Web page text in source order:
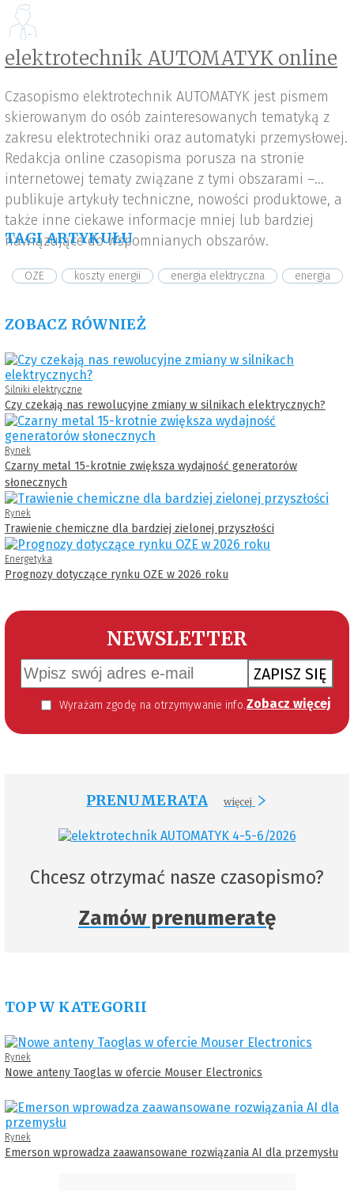
elektrotechnik AUTOMATYK online
Czasopismo elektrotechnik AUTOMATYK jest pismem
skierowanym do osób zainteresowanych tematyką z
zakresu elektrotechniki oraz automatyki przemysłowej.
Redakcja online czasopisma porusza na stronie
internetowej tematy związane z tymi obszarami –
publikuje artykuły techniczne, nowości produktowe, a
także inne ciekawe informacje mniej lub bardziej
nawiązujące do wspomnianych obszarów.
TAGI ARTYKUŁU
OZE koszty energii energia elektryczna energia
ZOBACZ RÓWNIEŻ
Silniki elektryczne
Czy czekają nas rewolucyjne zmiany w silnikach elektrycznych?
Rynek
Czarny metal 15-krotnie zwiększa wydajność generatorów
słonecznych
Rynek
Trawienie chemiczne dla bardziej zielonej przyszłości
Energetyka
Prognozy dotyczące rynku OZE w 2026 roku
NEWSLETTER
ZAPISZ SIĘ
Wyrażam zgodę na otrzymywanie informacji handlowej kierowanej do mnie za pomocą środków komunikacji elektronicznej w szczególności poczty elektronicznej zgodnie z przepisem art. 10 ust 2 ustawy z dnia 18 lipca 2002 roku o świadczeniu usług drogą elektroniczną (Dz. U. 144 z 2002 r. poz. 1204). Zgoda jest dobrowolna, jednak jej wyrażenie jest konieczne, aby otrzymywać newsletter. Zobacz więcej
PRENUMERATA więcej
Chcesz otrzymać nasze czasopismo?
Zamów prenumeratę
TOP W KATEGORII
Rynek
Nowe anteny Taoglas w ofercie Mouser Electronics
Rynek
Emerson wprowadza zaawansowane rozwiązania AI dla przemysłu